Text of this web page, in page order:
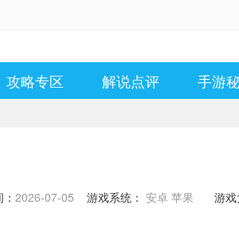
攻略专区 解说点评 手游
2026-07-05
游戏系统： 安卓 苹果 游戏